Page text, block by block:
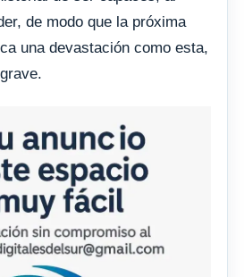
de modo que la próxima
una devastación como esta,